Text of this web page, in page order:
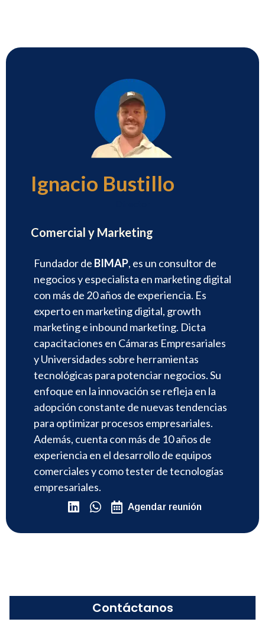
Ignacio Bustillo
Comercial y Marketing
Fundador de BIMAP, es un consultor de
negocios y especialista en marketing digital
con más de 20 años de experiencia. Es
experto en marketing digital, growth
marketing e inbound marketing. Dicta
capacitaciones en Cámaras Empresariales
y Universidades sobre herramientas
tecnológicas para potenciar negocios. Su
enfoque en la innovación se refleja en la
adopción constante de nuevas tendencias
para optimizar procesos empresariales.
Además, cuenta con más de 10 años de
experiencia en el desarrollo de equipos
comerciales y como tester de tecnologías
empresariales.
Agendar reunión
Contáctanos